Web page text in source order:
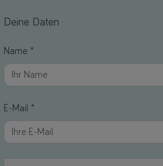
Deine Daten
Name *
E-Mail *